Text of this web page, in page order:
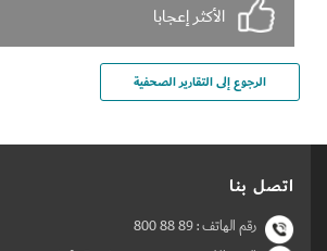
الأكثر إعجابا
الرجوع إلى التقارير الصحفية
اتصل بنا
رقم الهاتف :800 88 89